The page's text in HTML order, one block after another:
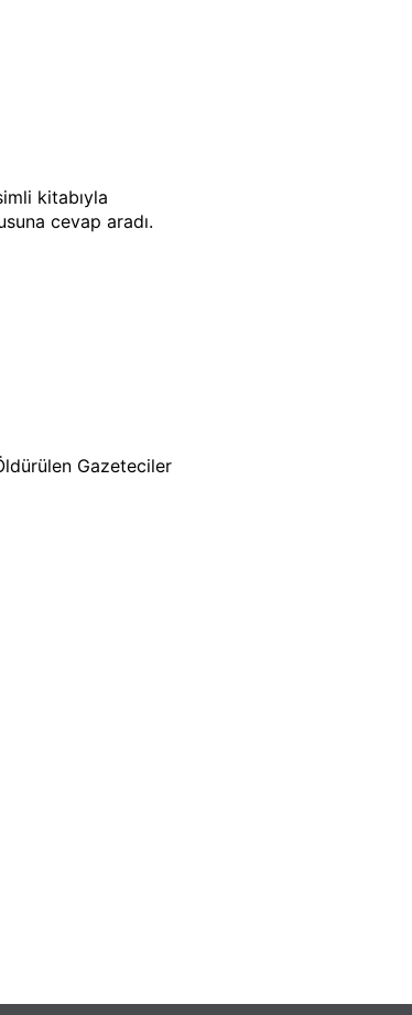
kitabıyla
cevap aradı.
Gazeteciler